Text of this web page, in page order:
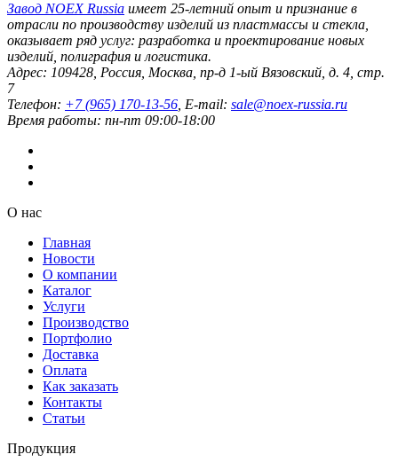
Завод NOEX Russia имеет 25-летний опыт и признание в
отрасли по производству изделий из пластмассы и стекла,
оказывает ряд услуг: разработка и проектирование новых
изделий, полиграфия и логистика.
Адрес: 109428, Россия, Москва, пр-д 1-ый Вязовский, д. 4, стр.
7
Телефон: +7 (965) 170-13-56, E-mail: sale@noex-russia.ru
Время работы: пн-пт 09:00-18:00
О нас
Главная
Новости
О компании
Каталог
Услуги
Производство
Портфолио
Доставка
Оплата
Как заказать
Контакты
Статьи
Продукция